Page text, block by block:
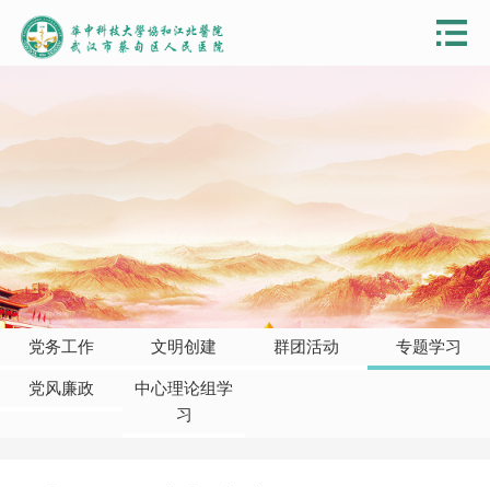
党务工作 文明创建 群团活动 专题学习
党风廉政
中心理论组学
习